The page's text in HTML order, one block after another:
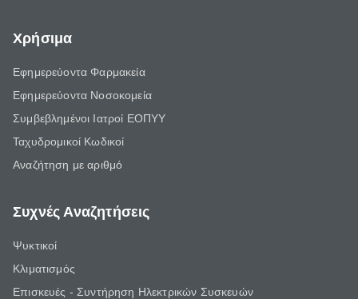
Χρήσιμα
Εφημερεύοντα Φαρμακεία
Εφημερεύοντα Νοσοκομεία
Συμβεβλημένοι Ιατροί ΕΟΠΥΥ
Ταχυδρομικοί Κωδικοί
Αναζήτηση με αριθμό
Συχνές Αναζητήσεις
Ψυκτικοί
Κλιματισμός
Επισκευές - Συντήρηση Ηλεκτρικών Συσκευών